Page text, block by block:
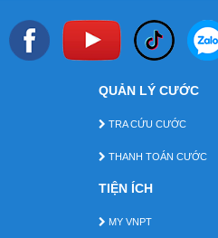
QUẢN LÝ CƯỚC
TRA CỨU CƯỚC
THANH TOÁN CƯỚC
TIỆN ÍCH
MY VNPT